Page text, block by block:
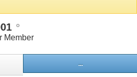
Member
...